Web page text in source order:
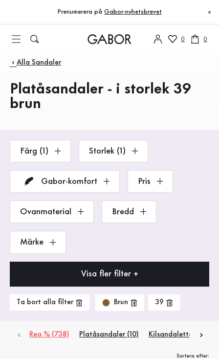
Till innehållsförteckning
Till huvudnavigation
Prenumerera på Gabor-nyhetsbrevet ×
0 0
Produkter
Alla Sandaler
Platåsandaler - i storlek 39
brun
Färg (1) Storlek (1)
Gabor-komfort Pris
Ovanmaterial Bredd
Märke
Visa fler filter +
Ta bort alla filter Brun 39
Rea % (738) Platåsandaler (10) Kilsandaletter (2)
Sortera efter: